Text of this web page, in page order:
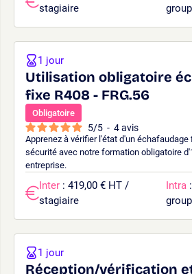
stagiaire
Utilisation obligatoire
fixe R408 - FRG.56
Obligatoire
5/5 - 4avis
Apprenez à vérifier l'état d'un échafaudage
sécurité avec notre formation obligatoire
entreprise.
1 jour
Inter : 419,00 € HT /
stagiaire
Intra
Réception/vérification
1 jour